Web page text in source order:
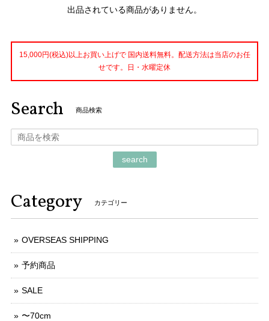
出品されている商品がありません。
15,000円(税込)以上お買い上げで 国内送料無料。配送方法は当店のお任
せです。日・水曜定休
Search 商品検索
search
Category カテゴリー
OVERSEAS SHIPPING
予約商品
SALE
〜70cm